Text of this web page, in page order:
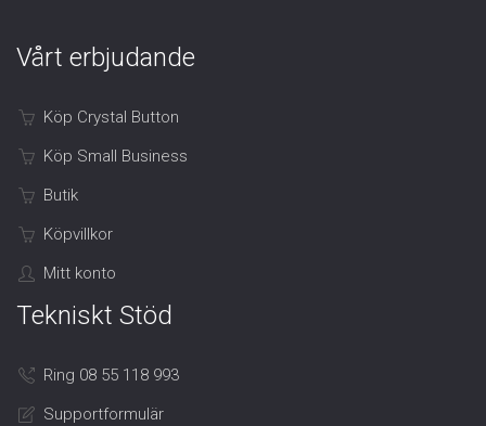
Vårt erbjudande
Köp Crystal Button
Köp Small Business
Butik
Köpvillkor
Mitt konto
Tekniskt Stöd
Ring 08 55 118 993
Supportformulär